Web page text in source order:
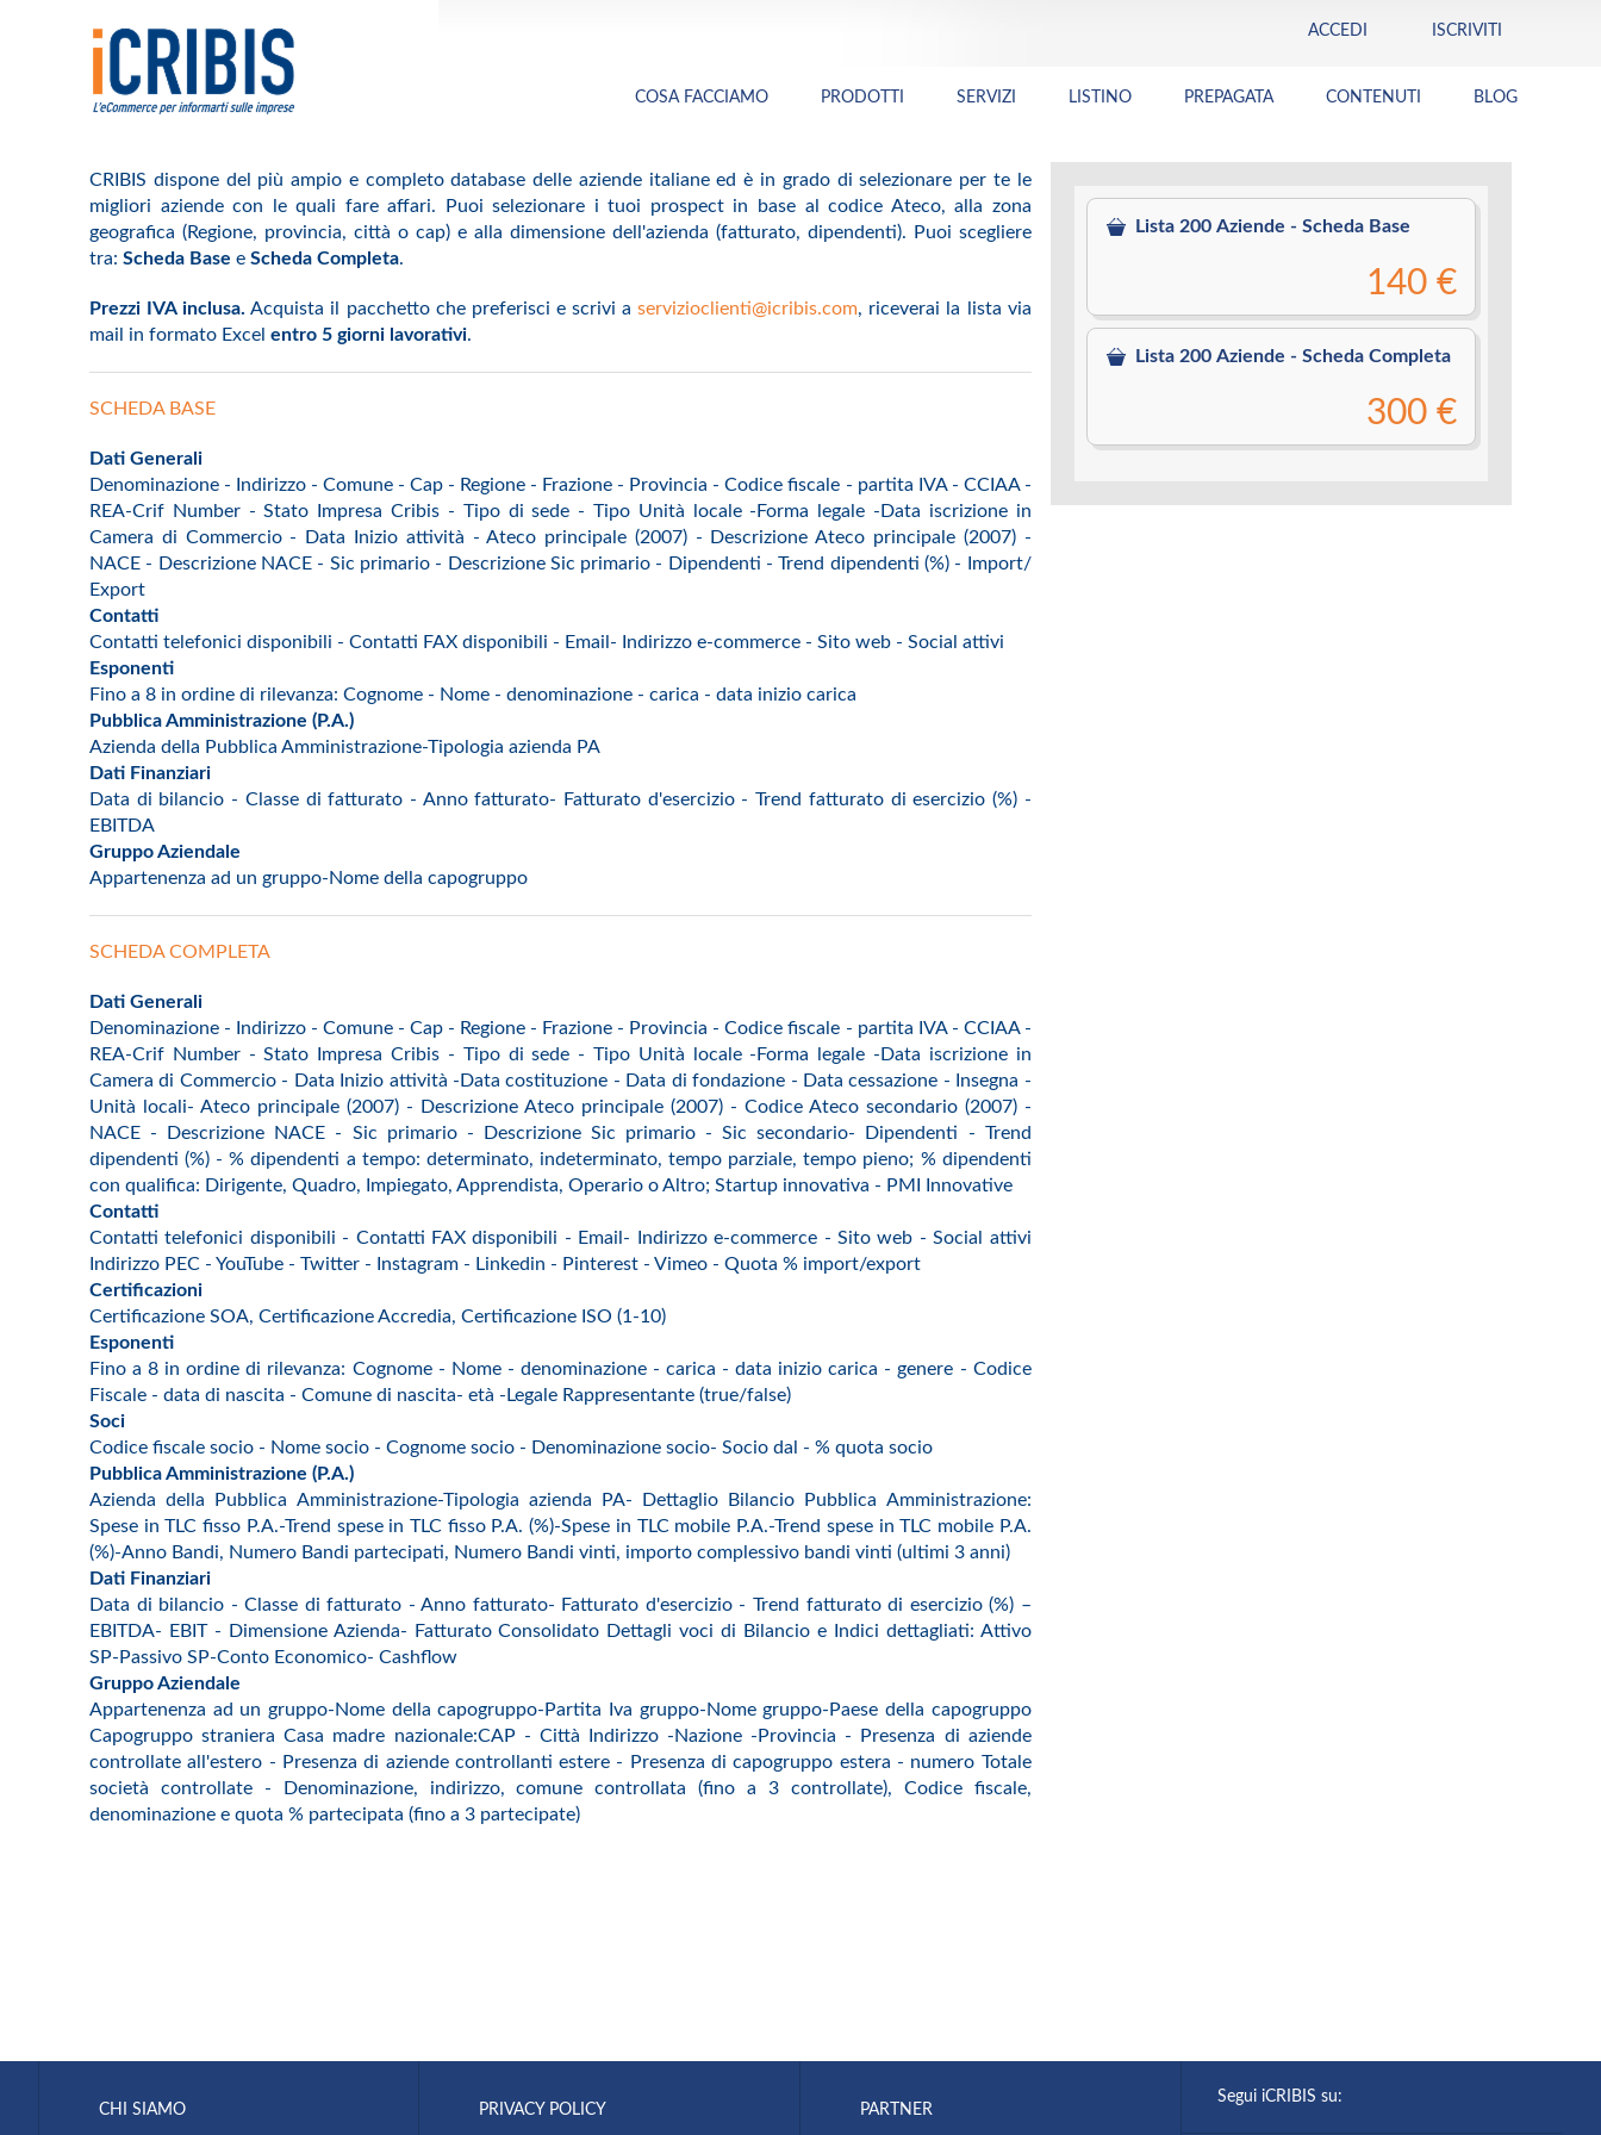
ACCEDI ISCRIVITI
COSA FACCIAMO PRODOTTI SERVIZI LISTINO PREPAGATA CONTENUTI BLOG
CRIBIS dispone del più ampio e completo database delle aziende italiane ed è in grado di selezionare per te le
migliori aziende con le quali fare affari. Puoi selezionare i tuoi prospect in base al codice Ateco, alla zona
geografica (Regione, provincia, città o cap) e alla dimensione dell'azienda (fatturato, dipendenti). Puoi scegliere
tra: Scheda Base e Scheda Completa.
Prezzi IVA inclusa. Acquista il pacchetto che preferisci e scrivi aservizioclienti@icribis.com, riceverai la lista via
mail in formato Excel entro 5 giorni lavorativi.
SCHEDA BASE
Dati Generali
Denominazione - Indirizzo - Comune - Cap - Regione - Frazione - Provincia - Codice fiscale - partita IVA - CCIAA -
REA-Crif Number - Stato Impresa Cribis - Tipo di sede - Tipo Unità locale -Forma legale -Data iscrizione in
Camera di Commercio - Data Inizio attività - Ateco principale (2007) - Descrizione Ateco principale (2007) -
NACE - Descrizione NACE - Sic primario - Descrizione Sic primario - Dipendenti - Trend dipendenti (%) - Import/
Export
Contatti
Contatti telefonici disponibili - Contatti FAX disponibili - Email- Indirizzo e-commerce - Sito web - Social attivi
Esponenti
Fino a 8 in ordine di rilevanza: Cognome - Nome - denominazione - carica - data inizio carica
Pubblica Amministrazione (P.A.)
Azienda della Pubblica Amministrazione-Tipologia azienda PA
Dati Finanziari
Data di bilancio - Classe di fatturato - Anno fatturato- Fatturato d'esercizio - Trend fatturato di esercizio (%) -
EBITDA
Gruppo Aziendale
Appartenenza ad un gruppo-Nome della capogruppo
SCHEDA COMPLETA
Dati Generali
Denominazione - Indirizzo - Comune - Cap - Regione - Frazione - Provincia - Codice fiscale - partita IVA - CCIAA -
REA-Crif Number - Stato Impresa Cribis - Tipo di sede - Tipo Unità locale -Forma legale -Data iscrizione in
Camera di Commercio - Data Inizio attività -Data costituzione - Data di fondazione - Data cessazione - Insegna -
Unità locali- Ateco principale (2007) - Descrizione Ateco principale (2007) - Codice Ateco secondario (2007) -
NACE - Descrizione NACE - Sic primario - Descrizione Sic primario - Sic secondario- Dipendenti - Trend
dipendenti (%) - % dipendenti a tempo: determinato, indeterminato, tempo parziale, tempo pieno; % dipendenti
con qualifica: Dirigente, Quadro, Impiegato, Apprendista, Operario o Altro; Startup innovativa - PMI Innovative
Contatti
Contatti telefonici disponibili - Contatti FAX disponibili - Email- Indirizzo e-commerce - Sito web - Social attivi
Indirizzo PEC - YouTube - Twitter - Instagram - Linkedin - Pinterest - Vimeo - Quota % import/export
Certificazioni
Certificazione SOA, Certificazione Accredia, Certificazione ISO (1-10)
Esponenti
Fino a 8 in ordine di rilevanza: Cognome - Nome - denominazione - carica - data inizio carica - genere - Codice
Fiscale - data di nascita - Comune di nascita- età -Legale Rappresentante (true/false)
Soci
Codice fiscale socio - Nome socio - Cognome socio - Denominazione socio- Socio dal - % quota socio
Pubblica Amministrazione (P.A.)
Azienda della Pubblica Amministrazione-Tipologia azienda PA- Dettaglio Bilancio Pubblica Amministrazione:
Spese in TLC fisso P.A.-Trend spese in TLC fisso P.A. (%)-Spese in TLC mobile P.A.-Trend spese in TLC mobile P.A.
(%)-Anno Bandi, Numero Bandi partecipati, Numero Bandi vinti, importo complessivo bandi vinti (ultimi 3 anni)
Dati Finanziari
Data di bilancio - Classe di fatturato - Anno fatturato- Fatturato d'esercizio - Trend fatturato di esercizio (%) –
EBITDA- EBIT - Dimensione Azienda- Fatturato Consolidato Dettagli voci di Bilancio e Indici dettagliati: Attivo
SP-Passivo SP-Conto Economico- Cashflow
Gruppo Aziendale
Appartenenza ad un gruppo-Nome della capogruppo-Partita Iva gruppo-Nome gruppo-Paese della capogruppo
Capogruppo straniera Casa madre nazionale:CAP - Città Indirizzo -Nazione -Provincia - Presenza di aziende
controllate all'estero - Presenza di aziende controllanti estere - Presenza di capogruppo estera - numero Totale
società controllate - Denominazione, indirizzo, comune controllata (fino a 3 controllate), Codice fiscale,
denominazione e quota % partecipata (fino a 3 partecipate)
Lista 200 Aziende - Scheda Base
140 €
Lista 200 Aziende - Scheda Completa
300 €
CHI SIAMO PRIVACY POLICY PARTNER
Segui iCRIBIS su: